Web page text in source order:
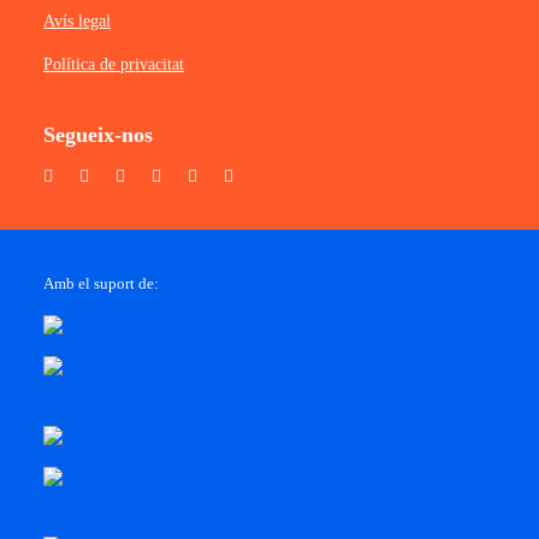
Avís legal
Política de privacitat
Segueix-nos
Amb el suport de: